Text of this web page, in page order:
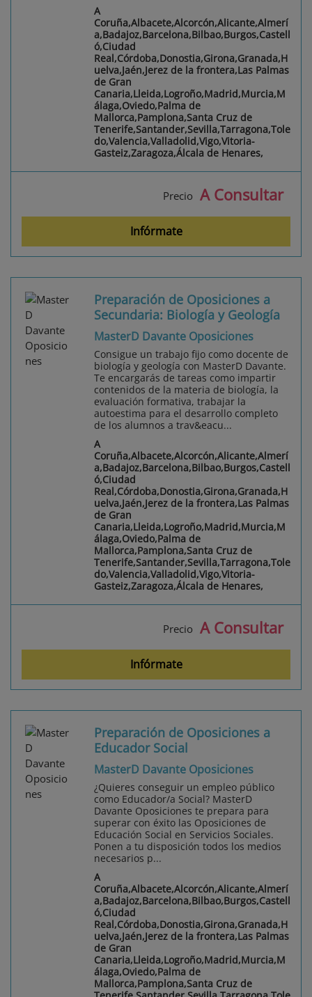
A
Coruña,Albacete,Alcorcón,Alicante,Almerí
a,Badajoz,Barcelona,Bilbao,Burgos,Castell
ó,Ciudad
Real,Córdoba,Donostia,Girona,Granada,H
uelva,Jaén,Jerez de la frontera,Las Palmas
de Gran
Canaria,Lleida,Logroño,Madrid,Murcia,M
álaga,Oviedo,Palma de
Mallorca,Pamplona,Santa Cruz de
Tenerife,Santander,Sevilla,Tarragona,Tole
do,Valencia,Valladolid,Vigo,Vitoria-
Gasteiz,Zaragoza,Álcala de Henares,
Precio A Consultar
Infórmate
Preparación de Oposiciones a
Secundaria: Biología y Geología
MasterD Davante Oposiciones
Consigue un trabajo fijo como docente de
biología y geología con MasterD Davante.
Te encargarás de tareas como impartir
contenidos de la materia de biología, la
evaluación formativa, trabajar la
autoestima para el desarrollo completo
de los alumnos a trav&eacu...
A
Coruña,Albacete,Alcorcón,Alicante,Almerí
a,Badajoz,Barcelona,Bilbao,Burgos,Castell
ó,Ciudad
Real,Córdoba,Donostia,Girona,Granada,H
uelva,Jaén,Jerez de la frontera,Las Palmas
de Gran
Canaria,Lleida,Logroño,Madrid,Murcia,M
álaga,Oviedo,Palma de
Mallorca,Pamplona,Santa Cruz de
Tenerife,Santander,Sevilla,Tarragona,Tole
do,Valencia,Valladolid,Vigo,Vitoria-
Gasteiz,Zaragoza,Álcala de Henares,
Precio A Consultar
Infórmate
Preparación de Oposiciones a
Educador Social
MasterD Davante Oposiciones
¿Quieres conseguir un empleo público
como Educador/a Social? MasterD
Davante Oposiciones te prepara para
superar con éxito las Oposiciones de
Educación Social en Servicios Sociales.
Ponen a tu disposición todos los medios
necesarios p...
A
Coruña,Albacete,Alcorcón,Alicante,Almerí
a,Badajoz,Barcelona,Bilbao,Burgos,Castell
ó,Ciudad
Real,Córdoba,Donostia,Girona,Granada,H
uelva,Jaén,Jerez de la frontera,Las Palmas
de Gran
Canaria,Lleida,Logroño,Madrid,Murcia,M
álaga,Oviedo,Palma de
Mallorca,Pamplona,Santa Cruz de